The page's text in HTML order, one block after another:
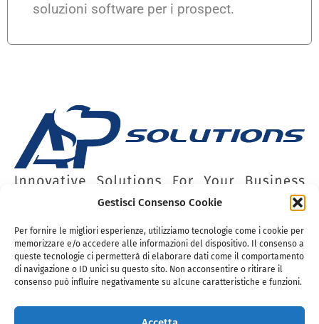
Gestisci Consenso Cookie
Per fornire le migliori esperienze, utilizziamo tecnologie come i cookie per
memorizzare e/o accedere alle informazioni del dispositivo. Il consenso a
queste tecnologie ci permetterà di elaborare dati come il comportamento
di navigazione o ID unici su questo sito. Non acconsentire o ritirare il
consenso può influire negativamente su alcune caratteristiche e funzioni.
soluzioni software per i prospect.
Privacy Policy